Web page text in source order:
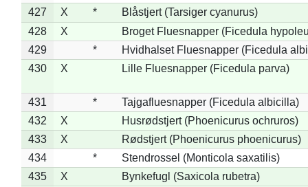
427
X *
Blåstjert (Tarsiger cyanurus)
428
X
Broget Fluesnapper (Ficedula
429
*
Hvidhalset Fluesnapper (Ficedula
430
X Lille Fluesnapper (Ficedula parva)
431 *
Tajgafluesnapper (Ficedula albicilla)
432
X
Husrødstjert (Phoenicurus ochruros)
433
X
Rødstjert (Phoenicurus phoenicurus)
434
*
Stendrossel (Monticola saxatilis)
435
X
Bynkefugl (Saxicola rubetra)